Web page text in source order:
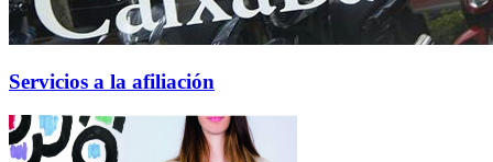
Servicios a la afiliación